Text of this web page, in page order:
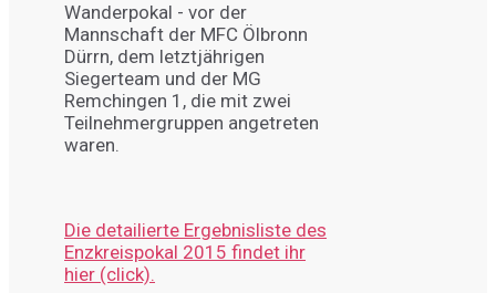
Wanderpokal - vor der
Mannschaft der MFC Ölbronn
Dürrn, dem letztjährigen
Siegerteam und der MG
Remchingen 1, die mit zwei
Teilnehmergruppen angetreten
waren.
Die detailierte Ergebnisliste des
Enzkreispokal 2015 findet ihr
hier (click).